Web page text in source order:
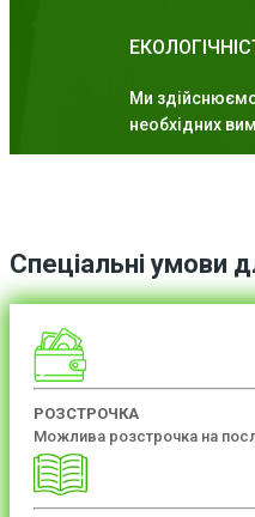
Ми
необхідних
Спеціальні умови
РОЗСТРОЧКА
Можлива розстрочка на